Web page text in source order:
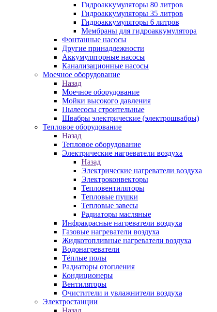
Гидроаккумуляторы 80 литров
Гидроаккумуляторы 35 литров
Гидроаккумуляторы 6 литров
Мембраны для гидроаккумулятора
Фонтанные насосы
Другие принадлежности
Аккумуляторные насосы
Канализационные насосы
Моечное оборудование
Назад
Моечное оборудование
Мойки высокого давления
Пылесосы строительные
Швабры электрические (электрошвабры)
Тепловое оборудование
Назад
Тепловое оборудование
Электрические нагреватели воздуха
Назад
Электрические нагреватели воздуха
Электроконвекторы
Тепловентиляторы
Тепловые пушки
Тепловые завесы
Радиаторы масляные
Инфракрасные нагреватели воздуха
Газовые нагреватели воздуха
Жидкотопливные нагреватели воздуха
Водонагреватели
Тёплые полы
Радиаторы отопления
Кондиционеры
Вентиляторы
Очистители и увлажнители воздуха
Электростанции
Назад